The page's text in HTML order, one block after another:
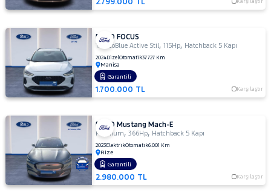
2.799.000 TL Karşılaştır
FORD FOCUS
1.5 EcoBlue Active Stil,115Hp, Hatchback 5 Kapı
2024DizelOtomatik37.727 Km
Manisa
1.700.000 TL Karşılaştır
Garantili
FORD Mustang Mach-E
Premium,366Hp, Hatchback 5 Kapı
2023ElektrikOtomatik6.001 Km
Rize
2.980.000 TL Karşılaştır
Garantili